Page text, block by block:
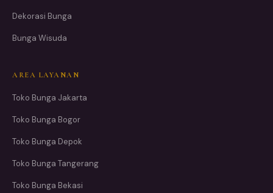
Dekorasi Bunga
Bunga Wisuda
AREA LAYANAN
Toko Bunga Jakarta
Toko Bunga Bogor
Toko Bunga Depok
Toko Bunga Tangerang
Toko Bunga Bekasi